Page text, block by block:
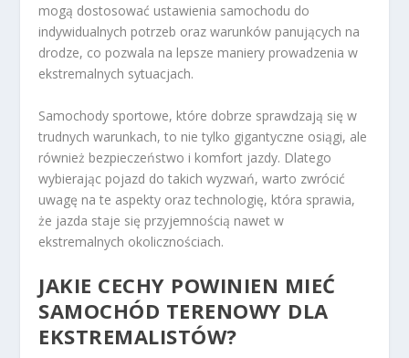
mogą dostosować ustawienia samochodu do
indywidualnych potrzeb oraz warunków panujących na
drodze, co pozwala na lepsze maniery prowadzenia w
ekstremalnych sytuacjach.
Samochody sportowe, które dobrze sprawdzają się w
trudnych warunkach, to nie tylko gigantyczne osiągi, ale
również bezpieczeństwo i komfort jazdy. Dlatego
wybierając pojazd do takich wyzwań, warto zwrócić
uwagę na te aspekty oraz technologię, która sprawia,
że jazda staje się przyjemnością nawet w
ekstremalnych okolicznościach.
JAKIE CECHY POWINIEN MIEĆ
SAMOCHÓD TERENOWY DLA
EKSTREMALISTÓW?